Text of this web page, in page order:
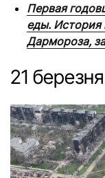
Первая
еды. История
Дармороза,
21